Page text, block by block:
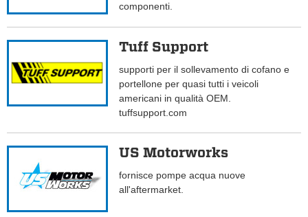
componenti.
Tuff Support
supporti per il sollevamento di cofano e
portellone per quasi tutti i veicoli
americani in qualità OEM.
tuffsupport.com
US Motorworks
fornisce pompe acqua nuove
all'aftermarket.